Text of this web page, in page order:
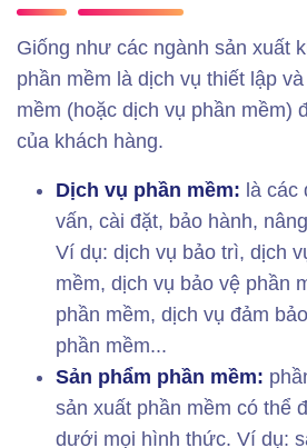
Giống như các ngành sản xuất
phần mềm là dịch vụ thiết lập
mềm (hoặc dịch vụ phần mềm)
của khách hàng.
Dịch vụ phần mềm: là
vấn, cài đặt, bảo hành,
Ví dụ: dịch vụ bảo trì, dịch
mềm, dịch vụ bảo vệ phần
phần mềm, dịch vụ đảm
phần mềm...
Sản phẩm phần mềm:
sản xuất phần mềm có thể
dưới mọi hình thức. Ví dụ: